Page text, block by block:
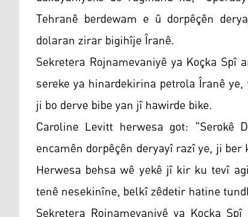
Tehranê berdewam e û dorpêçên
dolaran zirar bigihîje Îranê.
Sekretera Rojnamevaniyê ya Koçka
sereke ya hinardekirina petrola Îranê
ji bo derve bibe yan jî hawirde bike.
Caroline Levitt herwesa got: "Serokê
encamên dorpêçên deryayî razî ye, ji
Herwesa behsa wê yekê jî kir ku tevî
tenê nesekinîne, belkî zêdetir hatine